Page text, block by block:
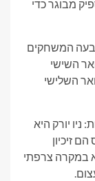
מבוגר כדי
שבעה המשחקים
השישי
התואר השלישי
יורק היא
זיכיון
במקרה צרפתי